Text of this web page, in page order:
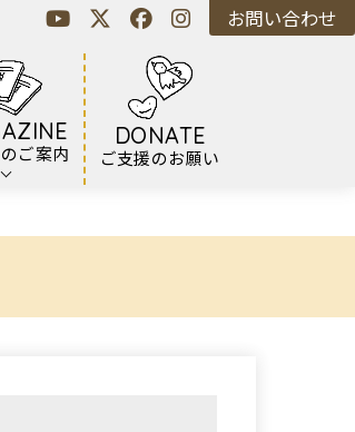
ご案内
DONATE
ご支援のお願い
お問い合わせ